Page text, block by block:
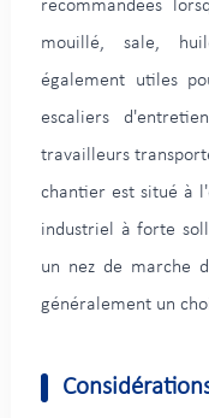
recommandées
mouillé, sale,
également utiles
escaliers
travailleurs
chantier est situé à
industriel à forte
un nez de marche
généralement un